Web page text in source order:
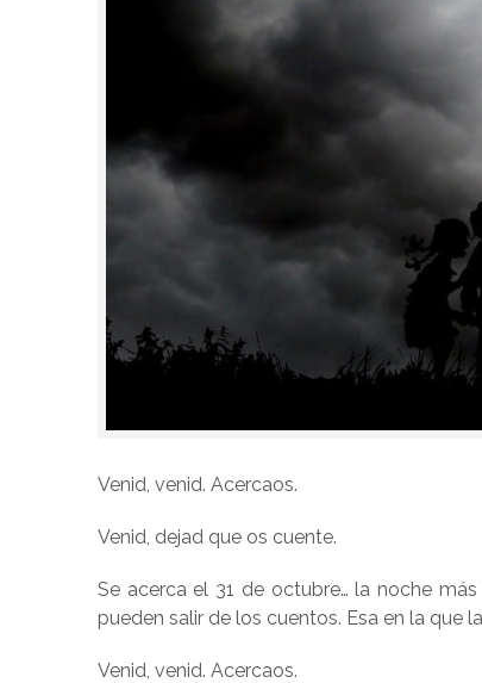
Venid, venid. Acercaos.
Venid, dejad que os cuente.
Se acerca el 31 de octubre… la noche
pueden salir de los cuentos. Esa en la que
Venid, venid. Acercaos.